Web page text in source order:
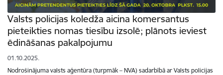
Valsts policijas koledža aicina komersantus
pieteikties nomas tiesību izsolē; plānots ieviest
ēdināšanas pakalpojumu
01.10.2025.
Nodrošinājuma valsts aģentūra (turpmāk – NVA) sadarbībā ar Valsts policijas